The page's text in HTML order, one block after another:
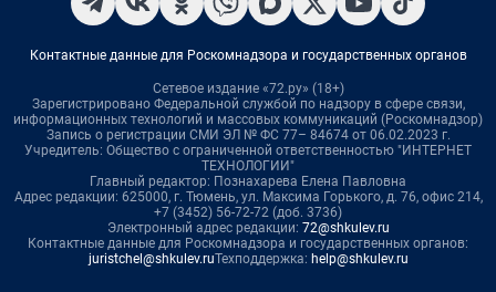
Контактные данные для Роскомнадзора и государственных органов
Сетевое издание «72.ру» (18+)
Зарегистрировано Федеральной службой по надзору в сфере связи,
информационных технологий и массовых коммуникаций (Роскомнадзор)
Запись о регистрации СМИ ЭЛ № ФС 77– 84674 от 06.02.2023 г.
Учредитель: Общество с ограниченной ответственностью "ИНТЕРНЕТ
ТЕХНОЛОГИИ"
Главный редактор: Познахарева Елена Павловна
Адрес редакции: 625000, г. Тюмень, ул. Максима Горького, д. 76, офис 214,
+7 (3452) 56-72-72 (доб. 3736)
Электронный адрес редакции: 72@shkulev.ru
Контактные данные для Роскомнадзора и государственных органов:
juristchel@shkulev.ruТехподдержка: help@shkulev.ru